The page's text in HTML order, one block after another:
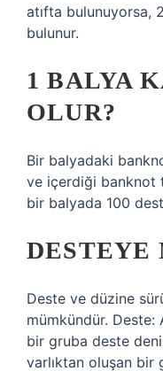
atıfta bulunuyorsa,
bulunur.
1 BALYA
OLUR?
Bir balyadaki
ve içerdiği banknot
bir balyada 100
DESTEYE
Deste ve düzine
mümkündür. Deste:
bir gruba deste
varlıktan oluşan bir